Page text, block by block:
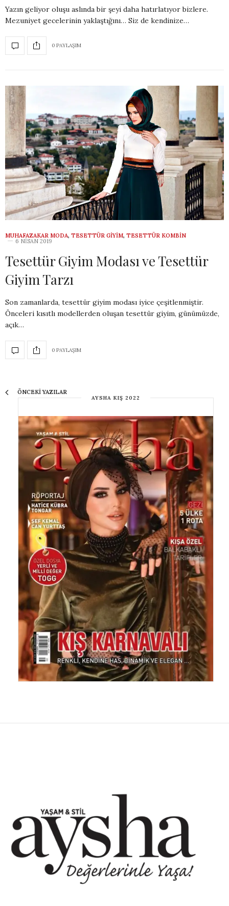
Yazın geliyor oluşu aslında bir şeyi daha hatırlatıyor bizlere.
Mezuniyet gecelerinin yaklaştığını… Siz de kendinize…
0 PAYLAŞIM
MUHAFAZAKAR MODA, TESETTÜR GIYIM, TESETTÜR KOMBIN
6 NISAN 2019
Tesettür Giyim Modası ve Tesettür
Giyim Tarzı
Son zamanlarda, tesettür giyim modası iyice çeşitlenmiştir.
Önceleri kısıtlı modellerden oluşan tesettür giyim, günümüzde,
açık…
0 PAYLAŞIM
ÖNCEKI YAZILAR
AYSHA KIŞ 2022